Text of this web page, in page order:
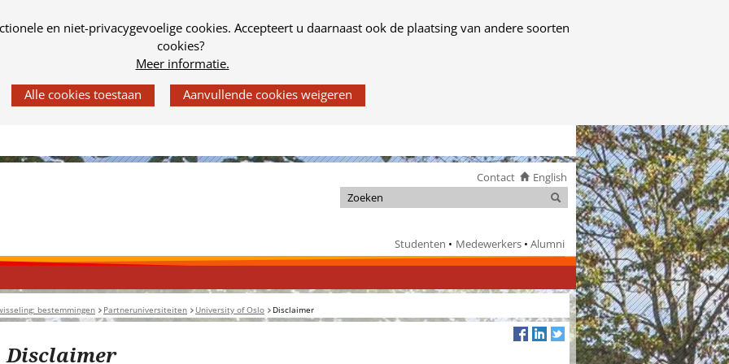
en niet-privacygevoelige cookies. Accepteert u daarnaast ook de plaatsing van andere soorten
cookies?
Meer informatie.
Contact English
Studenten Medewerkers Alumni
k
n
d
Zoeken
Zoeken
bestemmingen Partneruniversiteiten University of Oslo Disclaimer
Disclaimer